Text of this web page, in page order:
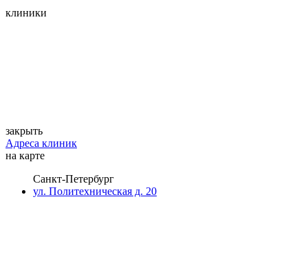
клиники
закрыть
Адреса клиник
на карте
Санкт-Петербург
ул. Политехническая д. 20